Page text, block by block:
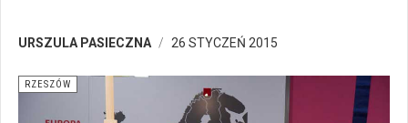
URSZULA PASIECZNA 26 STYCZEŃ 2015
RZESZÓW